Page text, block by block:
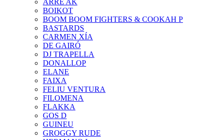
ARRE AK
BOIKOT
BOOM BOOM FIGHTERS & COOKAH P
BASTARDS
CARMEN XÍA
DE GAIRÓ
DJ TRAPELLA
DONALLOP
ELANE
FAIXA
FELIU VENTURA
FILOMENA
FLAKKA
GOS D
GUINEU
GROGGY RUDE